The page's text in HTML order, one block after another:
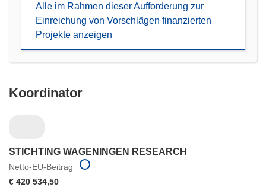
Fenster)
Alle im Rahmen dieser Aufforderung zur
Einreichung von Vorschlägen finanzierten
Projekte anzeigen
Koordinator
STICHTING WAGENINGEN RESEARCH
Netto-EU-Beitrag
€ 420 534,50